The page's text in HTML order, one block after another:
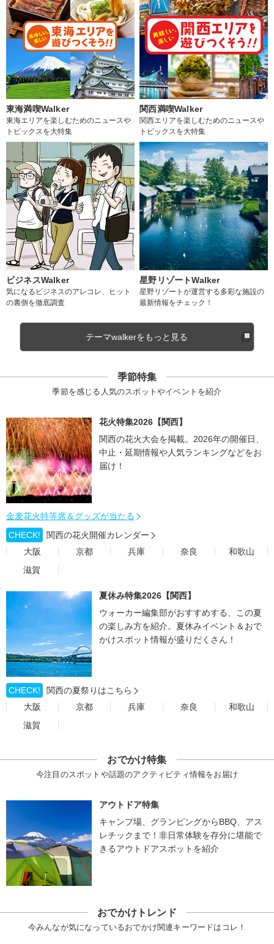
東海満喫Walker
東海エリアを楽しむためのニュースや
トピックスを大特集
関西満喫Walker
関西エリアを楽しむためのニュースや
トピックスを大特集
ビジネスWalker
気になるビジネスのアレコレ、ヒット
の裏側を徹底調査
星野リゾートWalker
星野リゾートが運営する多彩な施設の
最新情報をチェック！
テーマwalkerをもっと見る
季節特集
季節を感じる人気のスポットやイベントを紹介
花火特集2026【関西】
関西の花火大会を掲載。2026年の開催日、
中止・延期情報や人気ランキングなどをお
届け！
金麦花火特等席＆グッズが当たる
CHECK!
関西の花火開催カレンダー
大阪
京都 兵庫 奈良
和歌山
滋賀
夏休み特集2026【関西】
ウォーカー編集部がおすすめする、この夏
の楽しみ方を紹介。夏休みイベント＆おで
かけスポット情報が盛りだくさん！
CHECK!
関西の夏祭りはこちら
大阪
京都 兵庫 奈良
和歌山
滋賀
おでかけ特集
今注目のスポットや話題のアクティビティ情報をお届け
アウトドア特集
キャンプ場、グランピングからBBQ、アス
レチックまで！非日常体験を存分に堪能で
きるアウトドアスポットを紹介
おでかけトレンド
今みんなが気になっているおでかけ関連キーワードはコレ！